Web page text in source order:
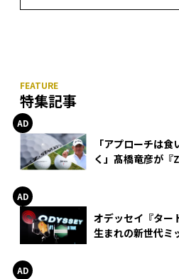
特集記事
「アプローチは
く」髙橋竜彦が『
オデッセイ『ター
生まれの新世代ミ